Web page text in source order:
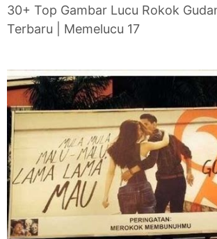
30+ Top Gambar Lucu Rokok
Terbaru | Memelucu 17